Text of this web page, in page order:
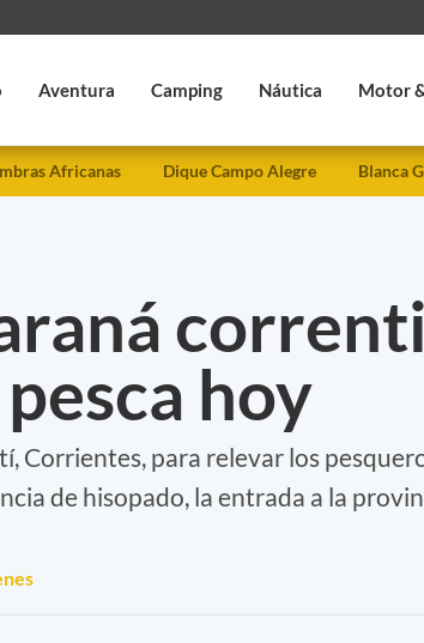
Aventura Camping Náutica Motor
Africanas Dique Campo Alegre Blanca
hoy
Corrientes, para relevar los
de hisopado, la entrada a la